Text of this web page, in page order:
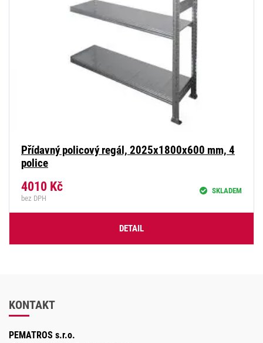
Přídavný policový regál, 2025x1800x600 mm, 4
police
4010 Kč
bez DPH
SKLADEM
DETAIL
KONTAKT
PEMATROS s.r.o.